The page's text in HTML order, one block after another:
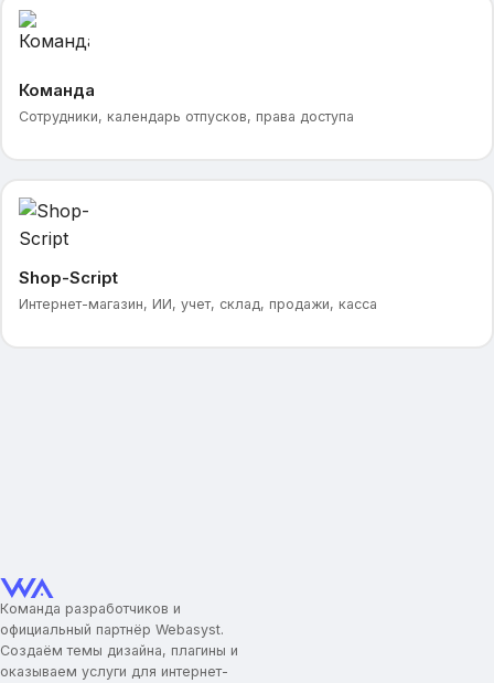
Команда
Сотрудники, календарь отпусков, права доступа
Shop-Script
Интернет-магазин, ИИ, учет, склад, продажи, касса
Команда разработчиков и
официальный партнёр Webasyst.
Создаём темы дизайна, плагины и
оказываем услуги для интернет-